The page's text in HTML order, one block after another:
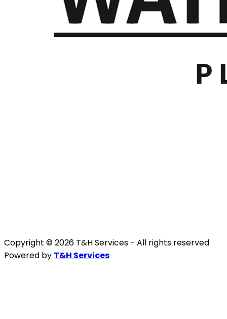
Copyright © 2026 T&H Services - All rights reserved
Powered by T&H Services